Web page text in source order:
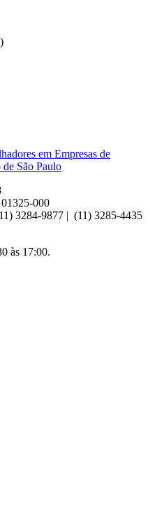
000
3284-9877 | (11) 3285-4435
às 17:00.